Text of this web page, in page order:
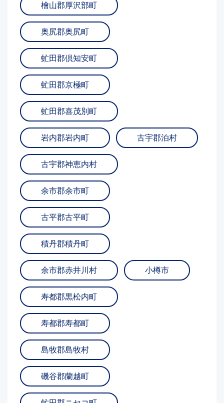
檜山郡厚沢部町
奥尻郡奥尻町
虻田郡倶知安町
虻田郡京極町
虻田郡喜茂別町
岩内郡岩内町 古宇郡泊村
古宇郡神恵内村
余市郡余市町
古平郡古平町
積丹郡積丹町
余市郡赤井川村 小樽市
寿都郡黒松内町
寿都郡寿都町
島牧郡島牧村
磯谷郡蘭越町